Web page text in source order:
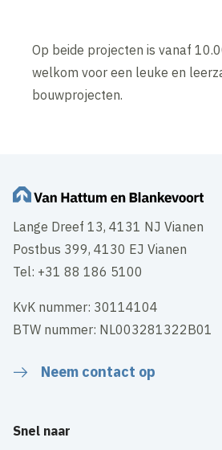
Op beide projecten is vanaf
welkom voor een leuke en
bouwprojecten.
Lange Dreef 13, 4131 NJ Vianen
Postbus 399, 4130 EJ Vianen
Tel: +31 88 186 5100
KvK nummer: 30114104
BTW nummer: NL003281322B01
Neem contact op
Snel naar